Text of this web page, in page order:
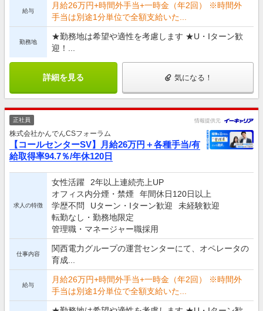
給与
月給26万円+時間外手当+一時金（年2回） ※時間外
手当は別途1分単位で全額支給いた...
勤務地
★勤務地は希望や適性を考慮します ★U・Iターン歓
迎！...
詳細を見る 気になる！
正社員 情報提供元
株式会社かんでんCSフォーラム
【コールセンターSV】月給26万円＋各種手当/有
給取得率94.7％/年休120日
求人の特徴
女性活躍
2年以上連続売上UP
オフィス内分煙・禁煙
年間休日120日以上
学歴不問
Uターン・Iターン歓迎
未経験歓迎
転勤なし・勤務地限定
管理職・マネージャー職採用
仕事内容
関西電力グループの運営センターにて、オペレータの
育成...
給与
月給26万円+時間外手当+一時金（年2回） ※時間外
手当は別途1分単位で全額支給いた...